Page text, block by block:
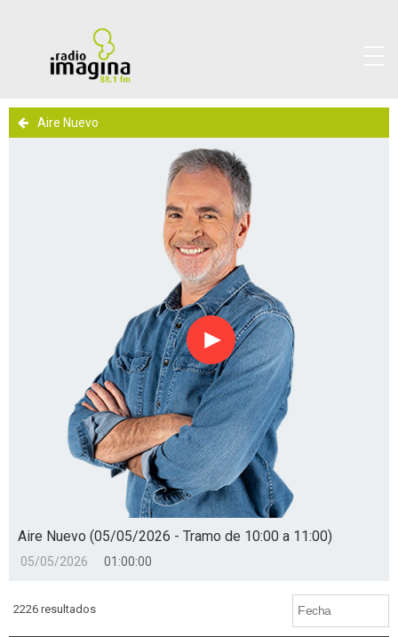
Aire Nuevo
Reproducir
Aire Nuevo (05/05/2026 - Tramo de 10:00 a 11:00)
05/05/2026 01:00:00
2226 resultados